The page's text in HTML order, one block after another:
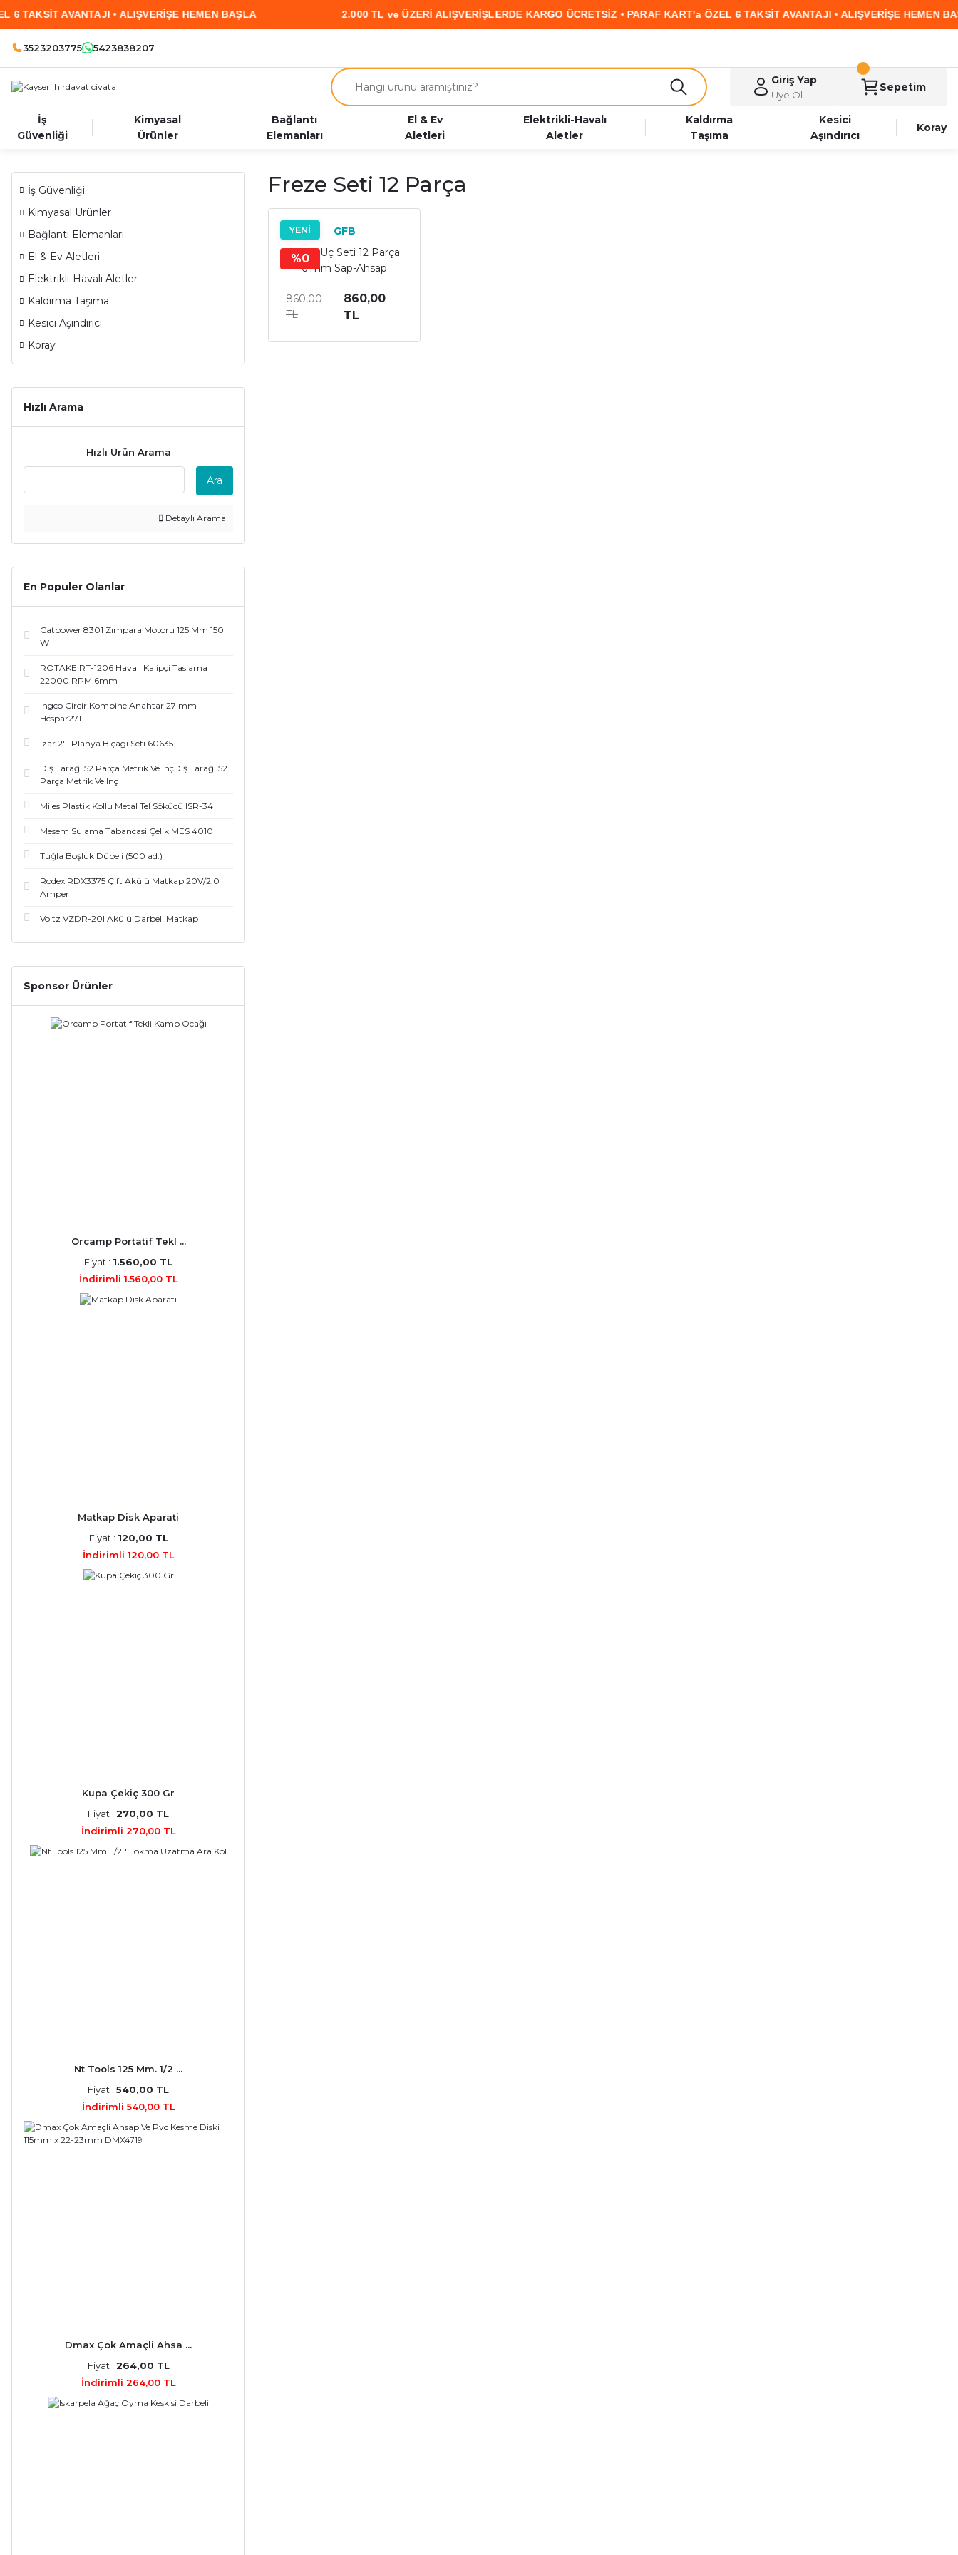
• ALIŞVERİŞE HEMEN BAŞLA 2.000 TL ve ÜZERİ ALIŞVERİŞLERDE KARGO ÜCRETSİZ • PARAF KART’a ÖZEL 6 TAKSİT AVANTAJI • ALIŞVERİŞE HEMEN BAŞLA
3523203775 5423838207
Giriş Yap
Üye Ol
Sepetim
İş
Güvenliği
Kimyasal
Ürünler
Bağlantı
Elemanları
El & Ev
Aletleri
Elektrikli-Havalı
Aletler
Kaldırma
Taşıma
Kesici
Aşındırıcı
Koray
İş Güvenliği
Kimyasal Ürünler
Bağlantı Elemanları
El & Ev Aletleri
Elektrikli-Havalı Aletler
Kaldırma Taşıma
Kesici Aşındırıcı
Koray
Hızlı Arama
Hızlı Ürün Arama
Ara
Detaylı Arama
En Populer Olanlar
Catpower 8301 Zımpara Motoru 125 Mm 150
W
ROTAKE RT-1206 Havali Kalipçi Taslama
22000 RPM 6mm
Ingco Circir Kombine Anahtar 27 mm
Hcspar271
Izar 2'li Planya Biçagi Seti 60635
Diş Tarağı 52 Parça Metrik Ve InçDiş Tarağı 52
Parça Metrik Ve Inç
Miles Plastik Kollu Metal Tel Sökücü ISR-34
Mesem Sulama Tabancasi Çelik MES 4010
Tuğla Boşluk Dübeli (500 ad.)
Rodex RDX3375 Çift Akülü Matkap 20V/2.0
Amper
Voltz VZDR-20I Akülü Darbeli Matkap
Sponsor Ürünler
Orcamp Portatif Tekl ...
Fiyat : 1.560,00 TL
İndirimli 1.560,00 TL
Matkap Disk Aparati
Fiyat : 120,00 TL
İndirimli 120,00 TL
Kupa Çekiç 300 Gr
Fiyat : 270,00 TL
İndirimli 270,00 TL
Nt Tools 125 Mm. 1/2 ...
Fiyat : 540,00 TL
İndirimli 540,00 TL
Dmax Çok Amaçli Ahsa ...
Fiyat : 264,00 TL
İndirimli 264,00 TL
Freze Seti 12 Parça
YENİ
%0
GFB
Freze Uç Seti 12 Parça
6 mm Sap-Ahsap
860,00
TL
860,00
TL